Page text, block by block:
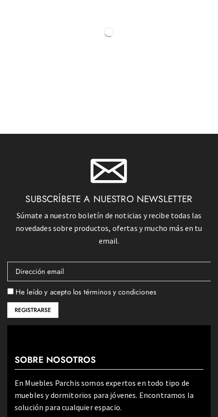
SUBSCRÍBETE A NUESTRO NEWSLETTER
Súmate a nuestro boletín de noticias y recibe todas las
novedades sobre productos, ofertas y mucho más en tu
email.
He leído y acepto los términos y condiciones
SOBRE NOSOTROS
En Muebles Parchis somos expertos en todo tipo de
muebles y dormitorios para jóvenes. Encontramos la
solución para cualquier espacio.